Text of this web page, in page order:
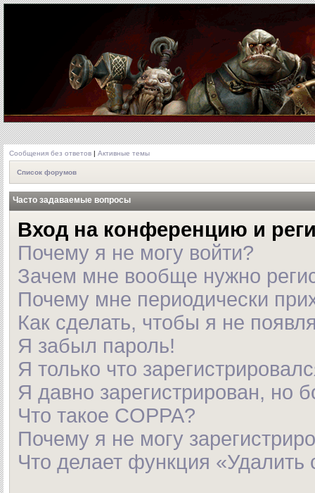
Сообщения без ответов | Активные темы
Список форумов
Часто задаваемые вопросы
Вход на конференцию и
Почему я не могу войти?
Зачем мне вообще нужно
Почему мне периодически
Как сделать, чтобы я не
Я забыл пароль!
Я только что
Я давно зарегистрирован, но
Что такое COPPA?
Почему я не могу
Что делает функция